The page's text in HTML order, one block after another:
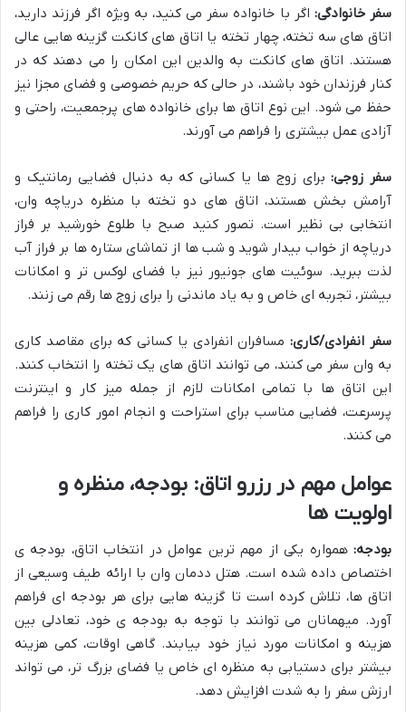
سفر خانوادگی: اگر با خانواده سفر می کنید، به ویژه اگر فرزند دارید،
اتاق های سه تخته، چهار تخته یا اتاق های کانکت گزینه هایی عالی
هستند. اتاق های کانکت به والدین این امکان را می دهند که در
کنار فرزندان خود باشند، در حالی که حریم خصوصی و فضای مجزا نیز
حفظ می شود. این نوع اتاق ها برای خانواده های پرجمعیت، راحتی و
آزادی عمل بیشتری را فراهم می آورند.
سفر زوجی:برای زوج ها یا کسانی که به دنبال فضایی رمانتیک و
آرامش بخش هستند، اتاق های دو تخته با منظره دریاچه وان،
انتخابی بی نظیر است. تصور کنید صبح با طلوع خورشید بر فراز
دریاچه از خواب بیدار شوید و شب ها از تماشای ستاره ها بر فراز آب
لذت ببرید. سوئیت های جونیور نیز با فضای لوکس تر و امکانات
بیشتر، تجربه ای خاص و به یاد ماندنی را برای زوج ها رقم می زنند.
سفر انفرادی/کاری:مسافران انفرادی یا کسانی که برای مقاصد کاری
به وان سفر می کنند، می توانند اتاق های یک تخته را انتخاب کنند.
این اتاق ها با تمامی امکانات لازم از جمله میز کار و اینترنت
پرسرعت، فضایی مناسب برای استراحت و انجام امور کاری را فراهم
می کنند.
عوامل مهم در رزرو اتاق: بودجه، منظره و
اولویت ها
بودجه: همواره یکی از مهم ترین عوامل در انتخاب اتاق، بودجه ی
اختصاص داده شده است. هتل ددمان وان با ارائه طیف وسیعی از
اتاق ها، تلاش کرده است تا گزینه هایی برای هر بودجه ای فراهم
آورد. میهمانان می توانند با توجه به بودجه ی خود، تعادلی بین
هزینه و امکانات مورد نیاز خود بیابند. گاهی اوقات، کمی هزینه
بیشتر برای دستیابی به منظره ای خاص یا فضای بزرگ تر، می تواند
ارزش سفر را به شدت افزایش دهد.